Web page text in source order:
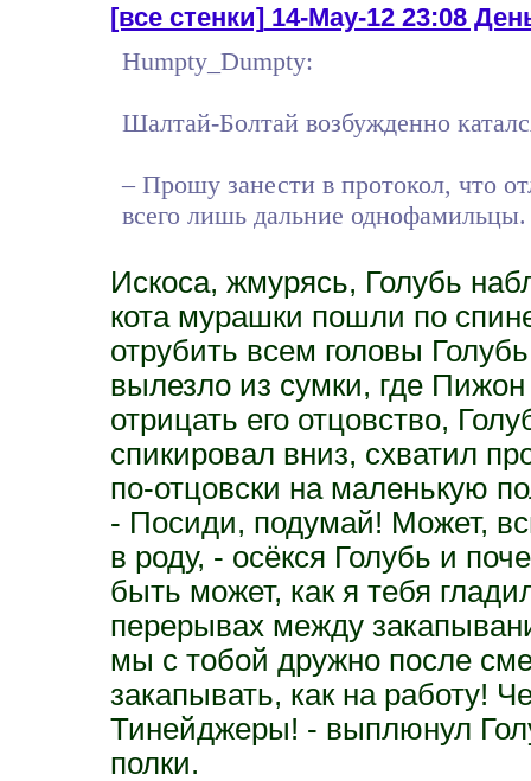
[все стенки]14-May-12 23:08
Humpty_Dumpty:
Шалтай-Болтай возбужденно
– Прошу занести в протокол, что
всего лишь дальние однофамильцы.
Искоса, жмурясь, Голубь
кота мурашки пошли по
отрубить всем головы
вылезло из сумки, где
отрицать его отцовство,
спикировал вниз, схватил
по-отцовски на маленькую
- Посиди, подумай! Может,
в роду, - осёкся Голубь и
быть может, как я тебя
перерывах между
мы с тобой дружно после
закапывать, как на работу!
Тинейджеры! - выплюнул
полки.